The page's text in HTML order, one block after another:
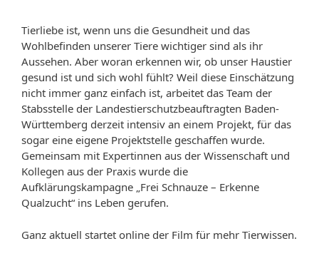
Tierliebe ist, wenn uns die Gesundheit und das
Wohlbefinden unserer Tiere wichtiger sind als ihr
Aussehen. Aber woran erkennen wir, ob unser Haustier
gesund ist und sich wohl fühlt? Weil diese Einschätzung
nicht immer ganz einfach ist, arbeitet das Team der
Stabsstelle der Landestierschutzbeauftragten Baden-
Württemberg derzeit intensiv an einem Projekt, für das
sogar eine eigene Projektstelle geschaffen wurde.
Gemeinsam mit Expertinnen aus der Wissenschaft und
Kollegen aus der Praxis wurde die
Aufklärungskampagne „Frei Schnauze – Erkenne
Qualzucht“ ins Leben gerufen.
Ganz aktuell startet online der Film für mehr Tierwissen.